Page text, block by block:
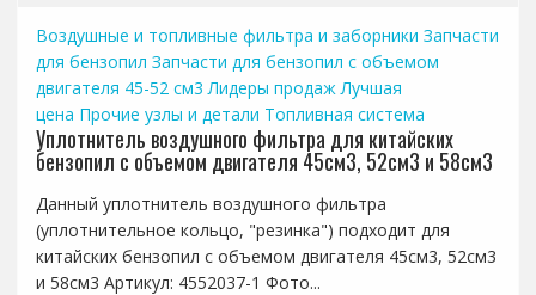
Воздушные и топливные фильтра и заборники Запчасти
для бензопил Запчасти для бензопил с объемом
двигателя 45-52 см3 Лидеры продаж Лучшая
цена Прочие узлы и детали Топливная система
Уплотнитель воздушного фильтра для китайских
бензопил с объемом двигателя 45см3, 52см3 и 58см3
Данный уплотнитель воздушного фильтра
(уплотнительное кольцо, "резинка") подходит для
китайских бензопил с объемом двигателя 45см3, 52см3
и 58см3 Артикул: 4552037-1 Фото...